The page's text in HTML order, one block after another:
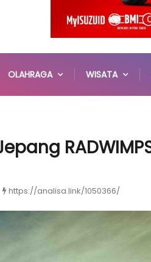
OLAHRAGA WISATA
https://analisa.link/1050366/